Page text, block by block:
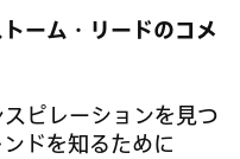
ーム・リードのコメ
スピレーションを見つ
ドを知るために